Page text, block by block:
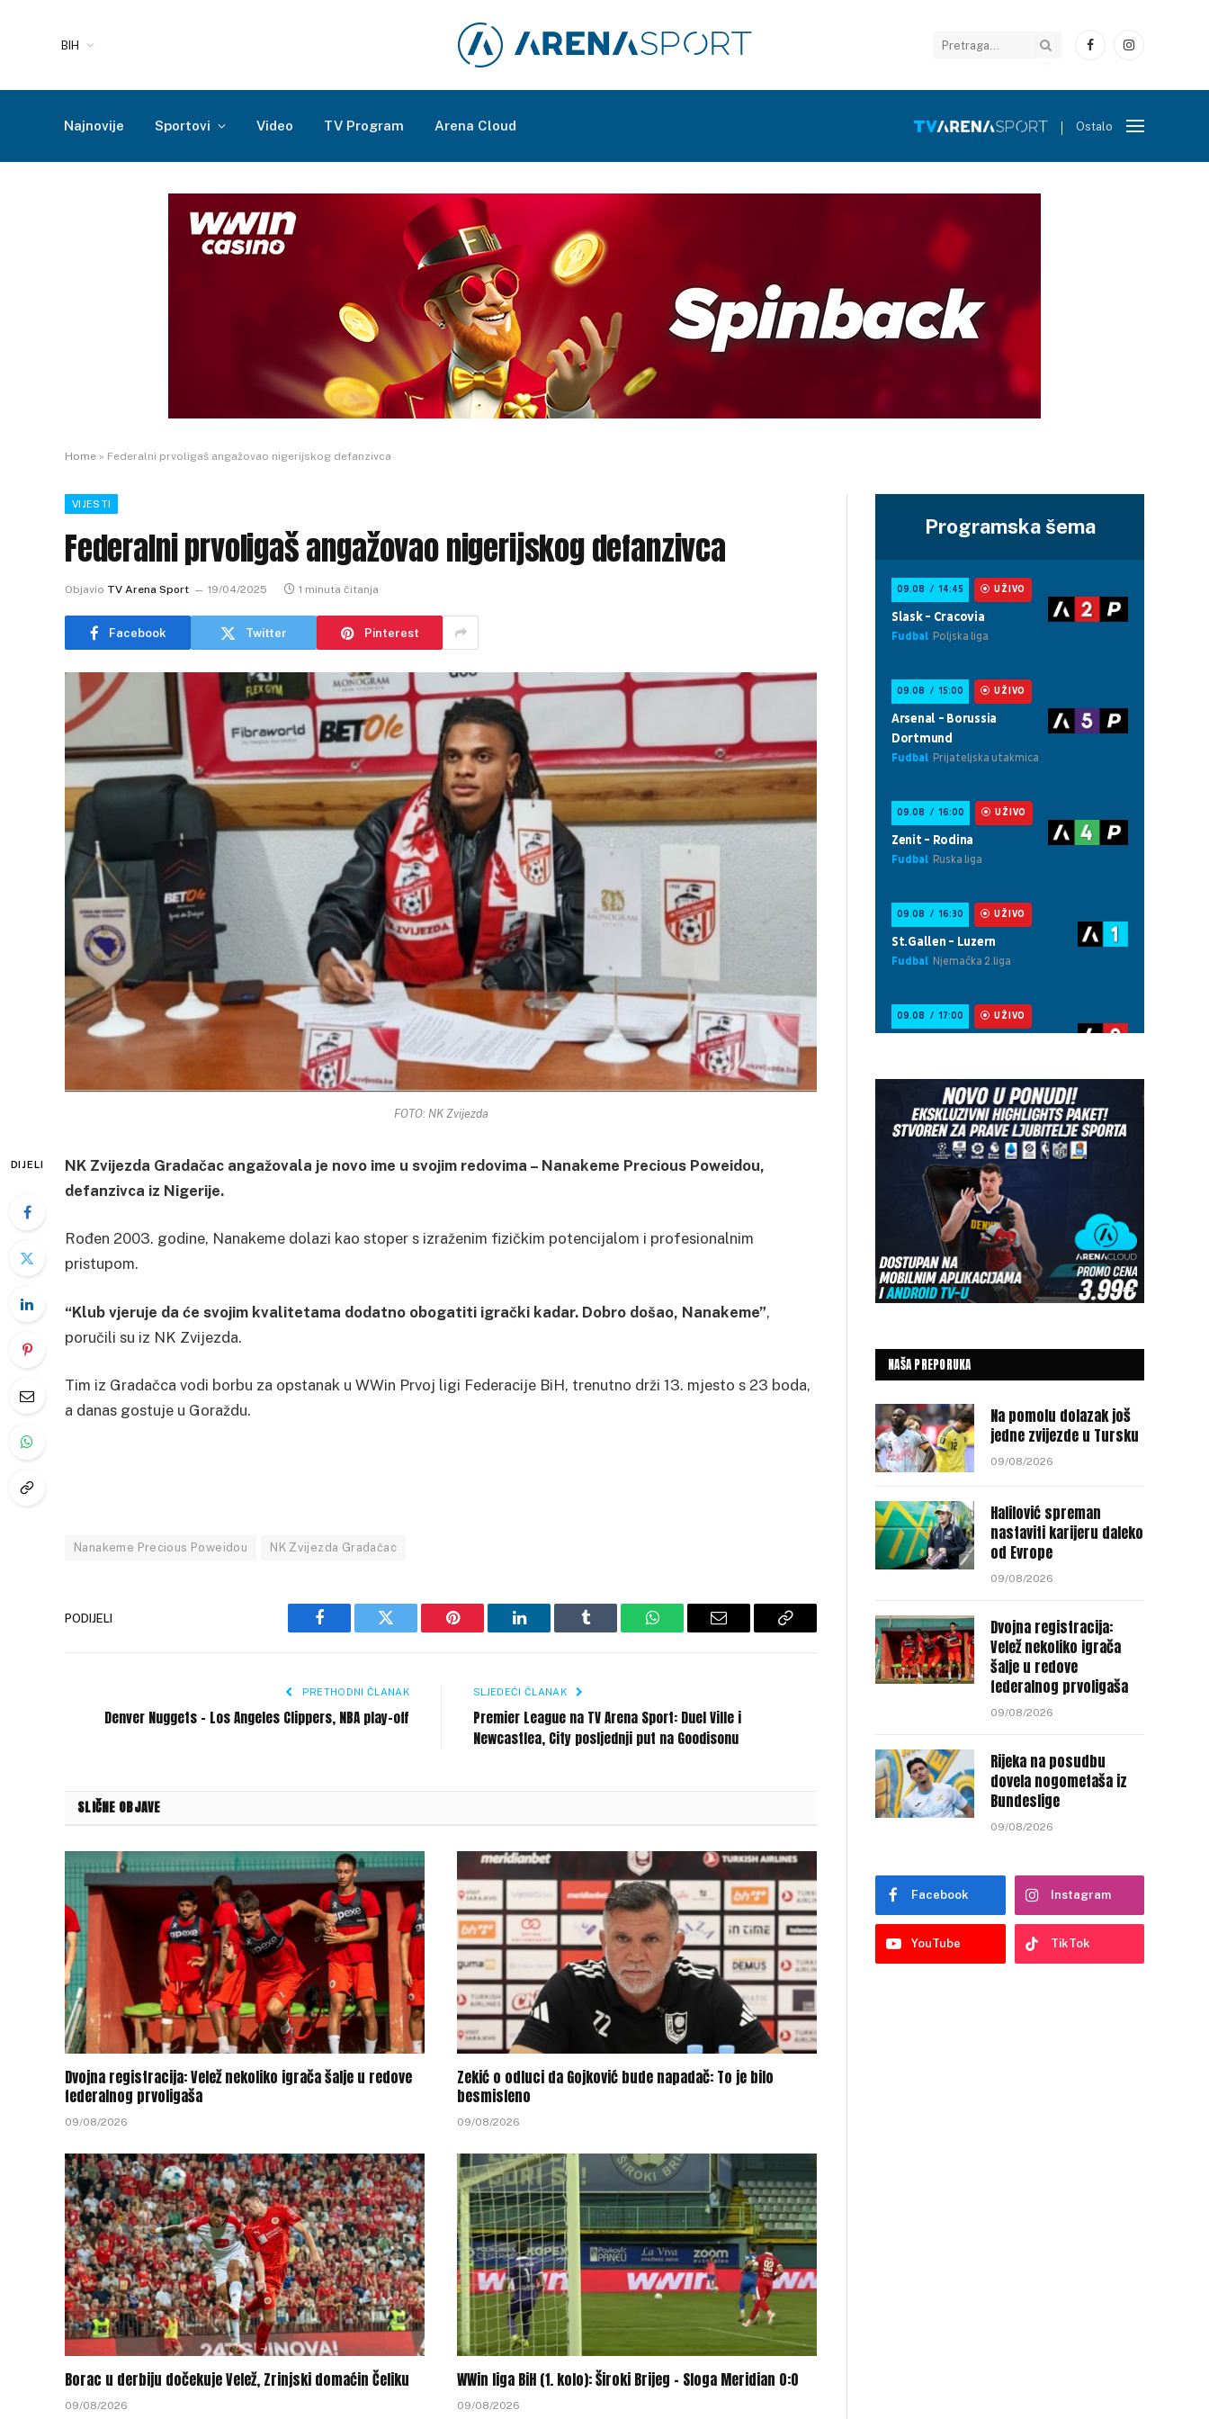
BIH
FacebookInstagram
Najnovije Sportovi Video TV Program Arena Cloud Ostalo
Home » Federalni prvoligaš angažovao nigerijskog defanzivca
VIJESTI
Federalni prvoligaš angažovao nigerijskog defanzivca
Objavio TV Arena Sport 19/04/2025 1 minuta čitanja
Facebook Twitter Pinterest
FOTO: NK Zvijezda
DIJELI
NK Zvijezda Gradačac angažovala je novo ime u svojim redovima – Nanakeme Precious Poweidou,
defanzivca iz Nigerije.
Rođen 2003. godine, Nanakeme dolazi kao stoper s izraženim fizičkim potencijalom i profesionalnim
pristupom.
“Klub vjeruje da će svojim kvalitetama dodatno obogatiti igrački kadar. Dobro došao, Nanakeme”,
poručili su iz NK Zvijezda.
Tim iz Gradačca vodi borbu za opstanak u WWin Prvoj ligi Federacije BiH, trenutno drži 13. mjesto s 23 boda,
a danas gostuje u Goraždu.
Nanakeme Precious Poweidou NK Zvijezda Gradačac
PODIJELI
Facebook Twitter Pinterest LinkedIn Tumblr WhatsAppEmail
Copy
PRETHODNI ČLANAK
Denver Nuggets – Los Angeles Clippers, NBA play-off
SLJEDEĆI ČLANAK
Premier League na TV Arena Sport: Duel Ville i
Newcastlea, City posljednji put na Goodisonu
SLIČNE OBJAVE
Dvojna registracija: Velež nekoliko igrača šalje u redove
federalnog prvoligaša
09/08/2026
Zekić o odluci da Gojković bude napadač: To je bilo
besmisleno
09/08/2026
Borac u derbiju dočekuje Velež, Zrinjski domaćin Čeliku
09/08/2026
WWin liga BiH (1. kolo): Široki Brijeg – Sloga Meridian 0:0
09/08/2026
Programska šema
NAŠA PREPORUKA
Na pomolu dolazak još
jedne zvijezde u Tursku
09/08/2026
Halilović spreman
nastaviti karijeru daleko
od Evrope
09/08/2026
Dvojna registracija:
Velež nekoliko igrača
šalje u redove
federalnog prvoligaša
09/08/2026
Rijeka na posudbu
dovela nogometaša iz
Bundeslige
09/08/2026
Facebook Instagram
YouTube TikTok